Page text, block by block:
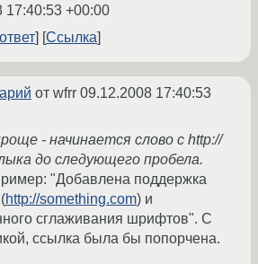
17:40:53 +00:00
Ссылка
от wfrr 09.12.2008 17:40:53
- начинается слово с http://
до следующего пробела.
"Добавлена поддержка
http://something.com) и
сглаживания шрифтов". С
ссылка была бы попорчена.